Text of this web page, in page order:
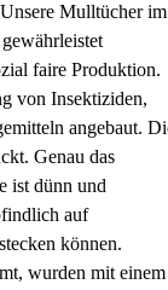
Mulltücher im
faire Produktion.
von Insektiziden,
angebaut.
Genau das
ist dünn und
auf
können.
wurden mit einem